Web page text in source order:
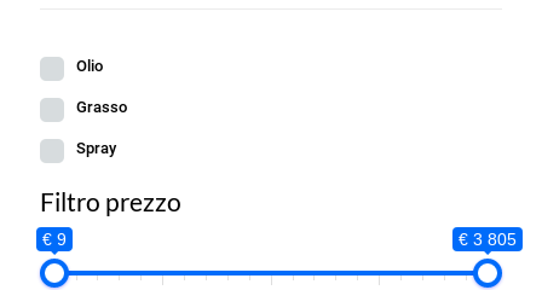
Olio
Grasso
Spray
Filtro prezzo
€ 9 € 3 805